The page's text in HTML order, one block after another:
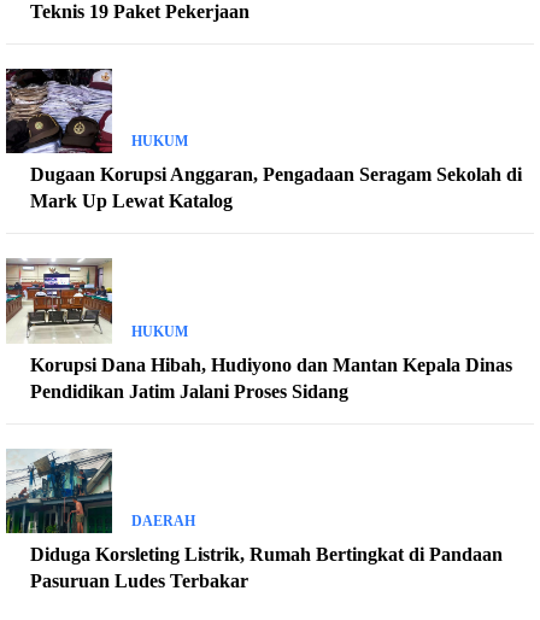
Teknis 19 Paket Pekerjaan
HUKUM
Dugaan Korupsi Anggaran, Pengadaan Seragam Sekolah di
Mark Up Lewat Katalog
HUKUM
Korupsi Dana Hibah, Hudiyono dan Mantan Kepala Dinas
Pendidikan Jatim Jalani Proses Sidang
DAERAH
Diduga Korsleting Listrik, Rumah Bertingkat di Pandaan
Pasuruan Ludes Terbakar